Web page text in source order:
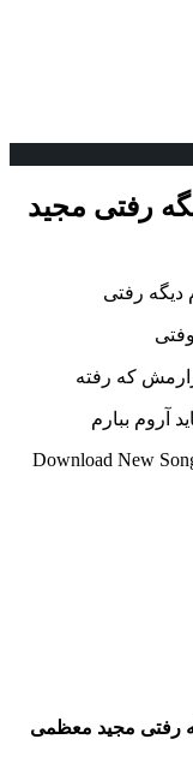
رفتی مجید
دیگه رفتی
که رفته
آروم ببارم
Download New
رفتی مجید معظمی